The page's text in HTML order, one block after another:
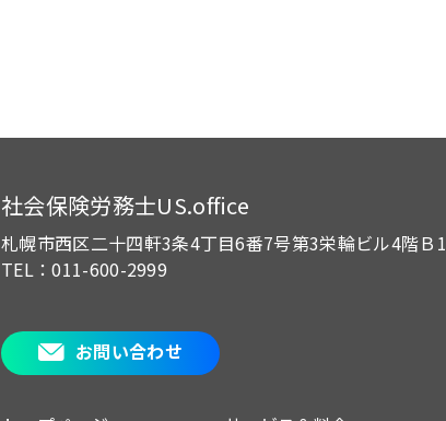
社会保険労務士US.office
札幌市西区二十四軒3条4丁目6番7号第3栄輪ビル4階Ｂ1
TEL：011-600-2999
お問い合わせ